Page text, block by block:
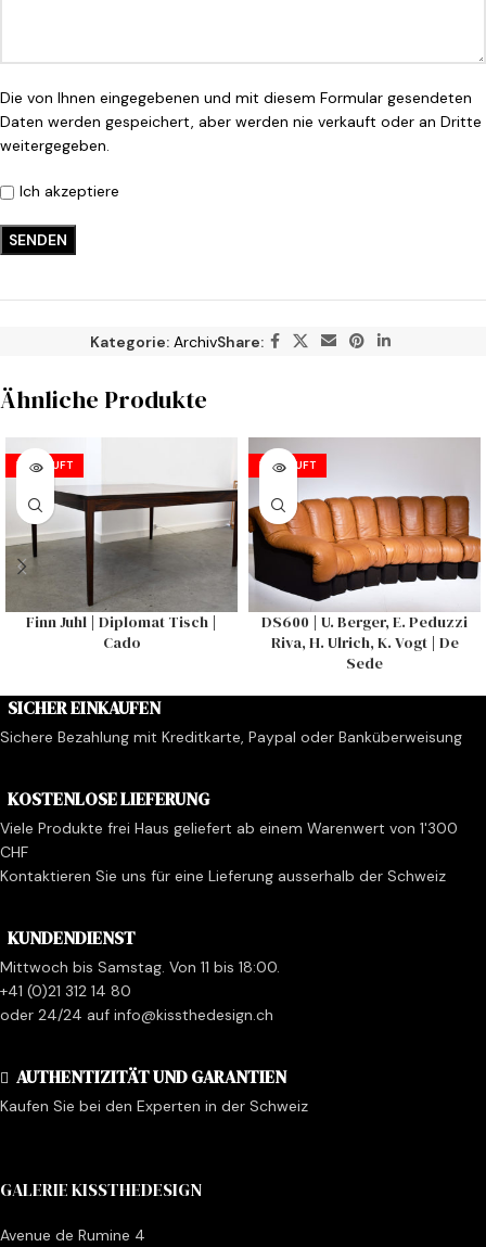
Die von Ihnen eingegebenen und mit diesem Formular gesendeten
Daten werden gespeichert, aber werden nie verkauft oder an Dritte
weitergegeben.
Ich akzeptiere
Kategorie: ArchivShare:
Ähnliche Produkte
VERKAUFT
Finn Juhl | Diplomat Tisch |
Cado
VERKAUFT
DS600 | U. Berger, E. Peduzzi
Riva, H. Ulrich, K. Vogt | De
Sede
SICHER EINKAUFEN
Sichere Bezahlung mit Kreditkarte, Paypal oder Banküberweisung
KOSTENLOSE LIEFERUNG
Viele Produkte frei Haus geliefert ab einem Warenwert von 1'300
CHF
Kontaktieren Sie uns für eine Lieferung ausserhalb der Schweiz
KUNDENDIENST
Mittwoch bis Samstag. Von 11 bis 18:00.
+41 (0)21 312 14 80
oder 24/24 auf info@kissthedesign.ch
AUTHENTIZITÄT UND GARANTIEN
Kaufen Sie bei den Experten in der Schweiz
GALERIE KISSTHEDESIGN
Avenue de Rumine 4